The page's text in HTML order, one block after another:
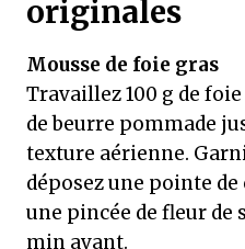
originales
Mousse de foie gras
Travaillez 100 g de
de beurre pommade
texture aérienne.
déposez une pointe
une pincée de fleur de
min avant.